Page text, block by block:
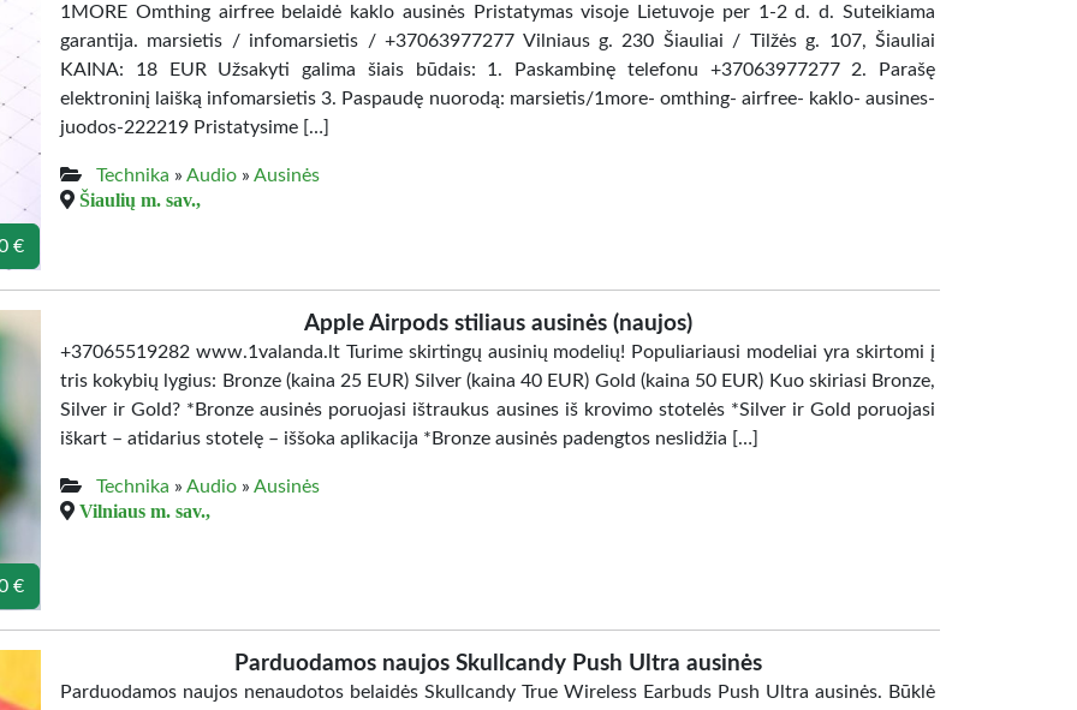
€
1MORE Omthing airfree belaidė kaklo ausinės Pristatymas visoje Lietuvoje per 1-2 d. d. Suteikiama
garantija. marsietis / infomarsietis / +37063977277 Vilniaus g. 230 Šiauliai / Tilžės g. 107, Šiauliai
KAINA: 18 EUR Užsakyti galima šiais būdais: 1. Paskambinę telefonu +37063977277 2. Parašę
elektroninį laišką infomarsietis 3. Paspaudę nuorodą: marsietis/1more- omthing- airfree- kaklo- ausines-
juodos-222219 Pristatysime […]
Technika » Audio » Ausinės
Šiaulių m. sav.,
€
Apple Airpods stiliaus ausinės (naujos)
+37065519282 www.1valanda.lt Turime skirtingų ausinių modelių! Populiariausi modeliai yra skirtomi į
tris kokybių lygius: Bronze (kaina 25 EUR) Silver (kaina 40 EUR) Gold (kaina 50 EUR) Kuo skiriasi Bronze,
Silver ir Gold? *Bronze ausinės poruojasi ištraukus ausines iš krovimo stotelės *Silver ir Gold poruojasi
iškart – atidarius stotelę – iššoka aplikacija *Bronze ausinės padengtos neslidžia […]
Technika » Audio » Ausinės
Vilniaus m. sav.,
Parduodamos naujos Skullcandy Push Ultra ausinės
Parduodamos naujos nenaudotos belaidės Skullcandy True Wireless Earbuds Push Ultra ausinės. Būklė